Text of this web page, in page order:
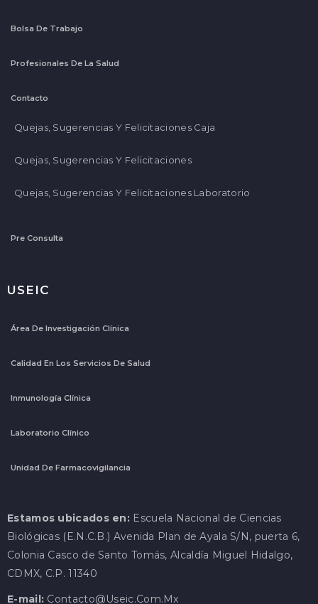
Bolsa De Trabajo
Profesionales De La Salud
Contacto
Quejas, Sugerencias Y Felicitaciones Caja
Quejas, Sugerencias Y Felicitaciones
Quejas, Sugerencias Y Felicitaciones Laboratorio
Pre Consulta
USEIC
Área De Investigación Clínica
Calidad En Los Servicios De Salud
Inmunología Clínica
Laboratorio Clínico
Unidad De Farmacovigilancia
Estamos ubicados en: Escuela Nacional de Ciencias
Biológicas (E.N.C.B.) Avenida Plan de Ayala S/N, puerta 6,
Colonia Casco de Santo Tomás, Alcaldía Miguel Hidalgo,
CDMX, C.P. 11340
E-mail: Contacto@useic.com.mx